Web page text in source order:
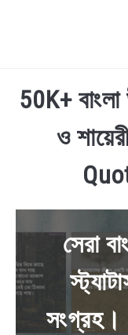
TECHNOLOGY
HEALTH &
BENGALI WISHES
QUOTES &
50K+
ও
সেরা
সংগ্রহ।